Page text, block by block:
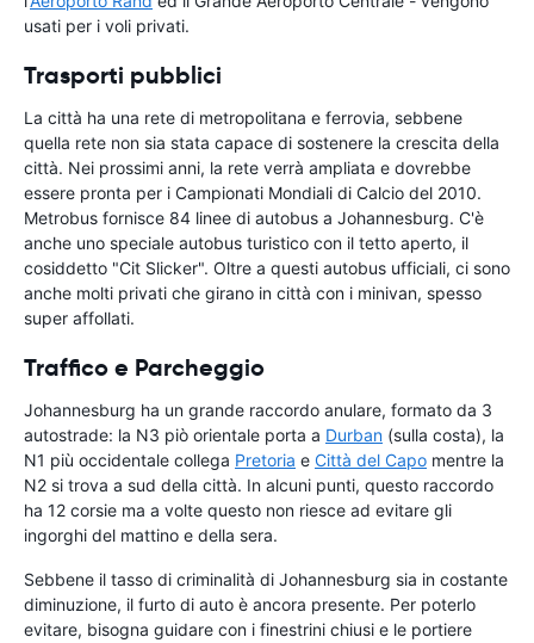
usati per i voli privati.
Trasporti pubblici
La città ha una rete di metropolitana e ferrovia, sebbene
quella rete non sia stata capace di sostenere la crescita della
città. Nei prossimi anni, la rete verrà ampliata e dovrebbe
essere pronta per i Campionati Mondiali di Calcio del 2010.
Metrobus fornisce 84 linee di autobus a Johannesburg. C'è
anche uno speciale autobus turistico con il tetto aperto, il
cosiddetto "Cit Slicker". Oltre a questi autobus ufficiali, ci sono
anche molti privati che girano in città con i minivan, spesso
super affollati.
Traffico e Parcheggio
Johannesburg ha un grande raccordo anulare, formato da 3
autostrade: la N3 piò orientale porta a Durban (sulla costa), la
N1 più occidentale collega Pretoria e Città del Capo mentre la
N2 si trova a sud della città. In alcuni punti, questo raccordo
ha 12 corsie ma a volte questo non riesce ad evitare gli
ingorghi del mattino e della sera.
Sebbene il tasso di criminalità di Johannesburg sia in costante
diminuzione, il furto di auto è ancora presente. Per poterlo
evitare, bisogna guidare con i finestrini chiusi e le portiere